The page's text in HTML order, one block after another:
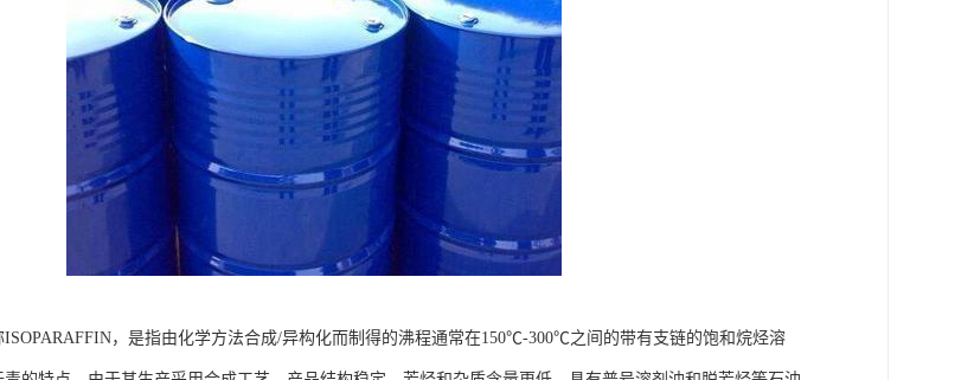
，是指由化学方法合成/异构化而制得的沸程通常在150℃-300℃之间的带有支链的饱和烷烃溶